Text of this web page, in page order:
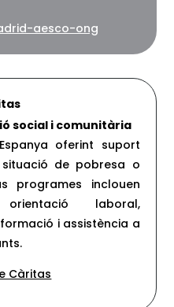
social i comunitària
oferint suport
de pobresa o
programes inclouen
laboral,
i assistència a
Càritas